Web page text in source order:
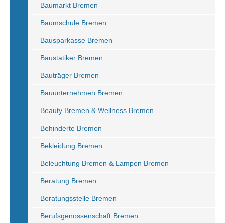
Baumarkt Bremen
Baumschule Bremen
Bausparkasse Bremen
Baustatiker Bremen
Bauträger Bremen
Bauunternehmen Bremen
Beauty Bremen & Wellness Bremen
Behinderte Bremen
Bekleidung Bremen
Beleuchtung Bremen & Lampen Bremen
Beratung Bremen
Beratungsstelle Bremen
Berufsgenossenschaft Bremen